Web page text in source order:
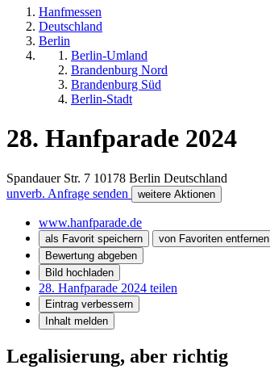
Hanfmessen
Deutschland
Berlin
Berlin-Umland
Brandenburg Nord
Brandenburg Süd
Berlin-Stadt
28. Hanfparade 2024
Spandauer Str. 7 10178 Berlin Deutschland
unverb. Anfrage senden
weitere Aktionen
www.hanfparade.de
als Favorit speichern
von Favoriten entfernen
Bewertung abgeben
Bild hochladen
28. Hanfparade 2024 teilen
Eintrag verbessern
Inhalt melden
Legalisierung, aber richtig